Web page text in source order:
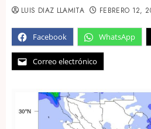
Facebook WhatsApp
Correo electrónico
LUIS DIAZ LLAMITA FEBRERO 12,